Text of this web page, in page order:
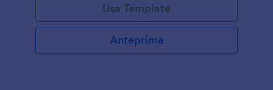
Usa Template
Anteprima